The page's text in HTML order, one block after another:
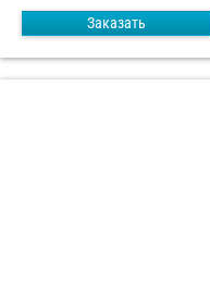
Заказать